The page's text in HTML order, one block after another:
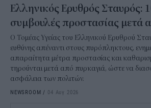
Ελληνικός Ερυθρός Σταυρός:
συμβουλές προστασίας μετά
Ο Τομέας Υγείας του Ελληνικού Ερυθρού
ευθύνης απέναντι στους πυρόπληκτους,
απαραίτητα μέτρα προστασίας και
τηρούνται μετά από πυρκαγιά, ώστε να
ασφάλεια των πολιτών.
NEWSROOM / 04 Αυγ 2026